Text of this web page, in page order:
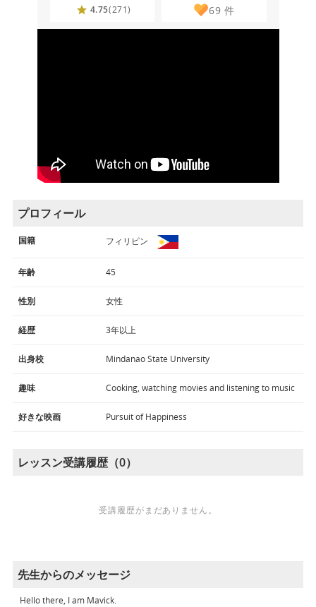
4.75(271) 69 件
プロフィール
国籍 フィリピン
年齢 45
性別 女性
経歴 3年以上
出身校 Mindanao State University
趣味 Cooking, watching movies and listening to music
好きな映画 Pursuit of Happiness
レッスン受講履歴（0）
受講履歴がまだありません。
先生からのメッセージ
Hello there, I am Mavick.